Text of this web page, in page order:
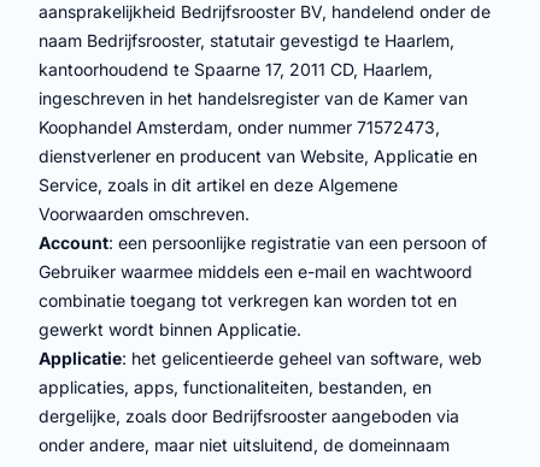
aansprakelijkheid Bedrijfsrooster BV, handelend onder de
naam Bedrijfsrooster, statutair gevestigd te Haarlem,
kantoorhoudend te Spaarne 17, 2011 CD, Haarlem,
ingeschreven in het handelsregister van de Kamer van
Koophandel Amsterdam, onder nummer 71572473,
dienstverlener en producent van Website, Applicatie en
Service, zoals in dit artikel en deze Algemene
Voorwaarden omschreven.
Account: een persoonlijke registratie van een persoon of
Gebruiker waarmee middels een e-mail en wachtwoord
combinatie toegang tot verkregen kan worden tot en
gewerkt wordt binnen Applicatie.
Applicatie: het gelicentieerde geheel van software, web
applicaties, apps, functionaliteiten, bestanden, en
dergelijke, zoals door Bedrijfsrooster aangeboden via
onder andere, maar niet uitsluitend, de domeinnaam